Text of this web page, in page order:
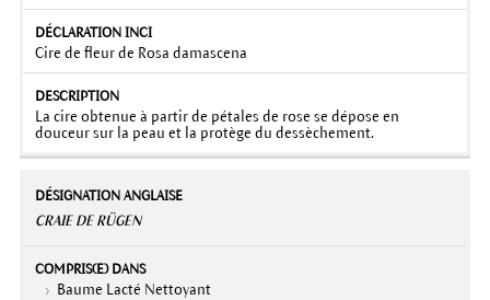
Cire de fleur de Rosa damascena
La cire obtenue à partir de pétales de rose se dépose en
douceur sur la peau et la protège du dessèchement.
CRAIE DE RÜGEN
Baume Lacté Nettoyant